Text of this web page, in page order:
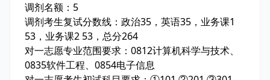
调剂名额：5
调剂考生复试分数线：政治35，英语35，业务课1
53，业务课2 53，总分264
对一志愿专业范围要求：0812计算机科学与技术、
0835软件工程、0854电子信息